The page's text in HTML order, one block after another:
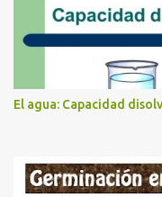
El agua: Capacidad